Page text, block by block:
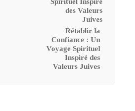
Rétablir la
Confiance : Un
Voyage Spirituel
Inspiré des
Valeurs Juives